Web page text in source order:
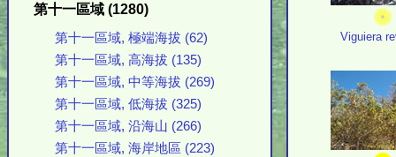
第十一區域 (1280)
第十一區域, 極端海拔 (62)
第十一區域, 高海拔 (135)
第十一區域, 中等海拔 (269)
第十一區域, 低海拔 (325)
第十一區域, 沿海山 (266)
第十一區域, 海岸地區 (223)
Viguiera